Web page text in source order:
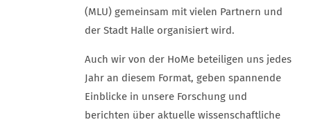
(MLU) gemeinsam mit vielen Partnern und
der Stadt Halle organisiert wird.
Auch wir von der HoMe beteiligen uns jedes
Jahr an diesem Format, geben spannende
Einblicke in unsere Forschung und
berichten über aktuelle wissenschaftliche